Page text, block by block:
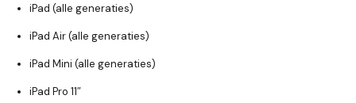
iPad (alle generaties)
iPad Air (alle generaties)
iPad Mini (alle generaties)
iPad Pro 11″